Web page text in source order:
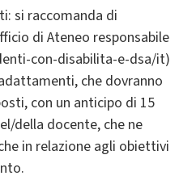
si raccomanda di
di Ateneo responsabile
con-disabilita-e-dsa/it)
che dovranno
con un anticipo di 15
della docente, che ne
in relazione agli obiettivi